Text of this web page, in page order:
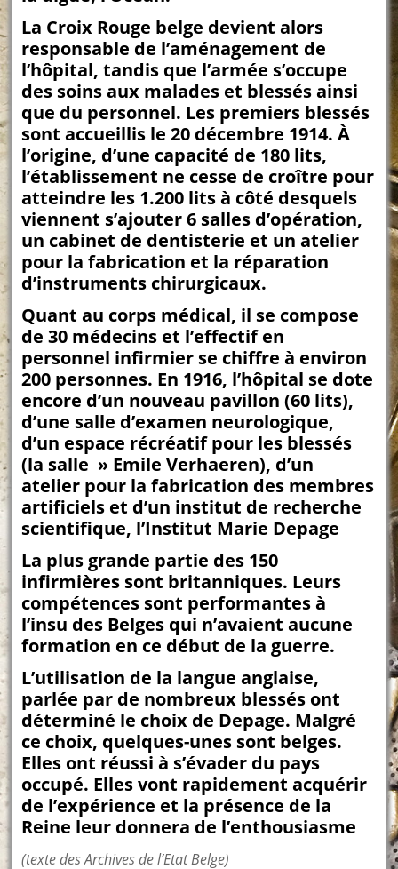
La Croix Rouge belge devient alors
responsable de l’aménagement de
l’hôpital, tandis que l’armée s’occupe
des soins aux malades et blessés ainsi
que du personnel. Les premiers blessés
sont accueillis le 20 décembre 1914. À
l’origine, d’une capacité de 180 lits,
l’établissement ne cesse de croître pour
atteindre les 1.200 lits à côté desquels
viennent s’ajouter 6 salles d’opération,
un cabinet de dentisterie et un atelier
pour la fabrication et la réparation
d’instruments chirurgicaux.
Quant au corps médical, il se compose
de 30 médecins et l’effectif en
personnel infirmier se chiffre à environ
200 personnes. En 1916, l’hôpital se dote
encore d’un nouveau pavillon (60 lits),
d’une salle d’examen neurologique,
d’un espace récréatif pour les blessés
(la salle » Emile Verhaeren), d’un
atelier pour la fabrication des membres
artificiels et d’un institut de recherche
scientifique, l’Institut Marie Depage
La plus grande partie des 150
infirmières sont britanniques. Leurs
compétences sont performantes à
l’insu des Belges qui n’avaient aucune
formation en ce début de la guerre.
L’utilisation de la langue anglaise,
parlée par de nombreux blessés ont
déterminé le choix de Depage. Malgré
ce choix, quelques-unes sont belges.
Elles ont réussi à s’évader du pays
occupé. Elles vont rapidement acquérir
de l’expérience et la présence de la
Reine leur donnera de l’enthousiasme
(texte des Archives de l’Etat Belge)